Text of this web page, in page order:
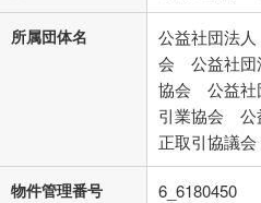
所属団体名
公益社団法
会 公益社団
協会 公益社
引業協会 公
正取引協議会
物件管理番号 6_6180450